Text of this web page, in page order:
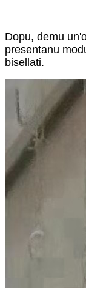
Dopu, demu
presentanu
bisellati.